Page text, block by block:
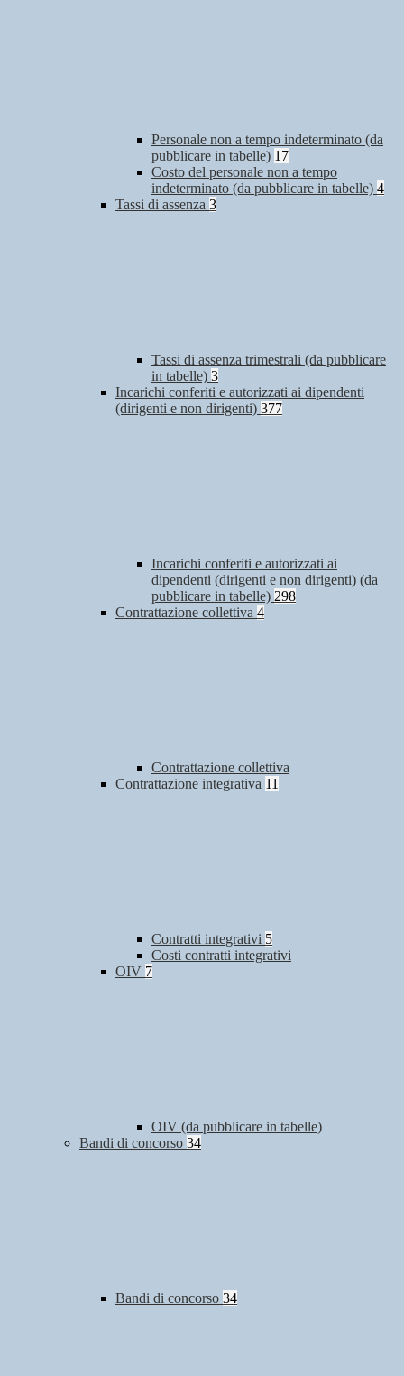
Personale non a tempo indeterminato (da
pubblicare in tabelle) 17
Costo del personale non a tempo
indeterminato (da pubblicare in tabelle) 4
Tassi di assenza 3
Tassi di assenza trimestrali (da pubblicare
in tabelle) 3
Incarichi conferiti e autorizzati ai dipendenti
(dirigenti e non dirigenti) 377
Incarichi conferiti e autorizzati ai
dipendenti (dirigenti e non dirigenti) (da
pubblicare in tabelle) 298
Contrattazione collettiva 4
Contrattazione collettiva
Contrattazione integrativa 11
Contratti integrativi 5
Costi contratti integrativi
OIV 7
OIV (da pubblicare in tabelle)
Bandi di concorso 34
Bandi di concorso 34